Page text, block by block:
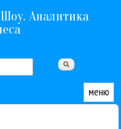
содержанию
Аналитика
меню